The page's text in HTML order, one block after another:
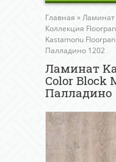
Главная »Ламинат
Коллекция
Kastamonu
Палладино 1202
Ламинат
Color Block
Палладино